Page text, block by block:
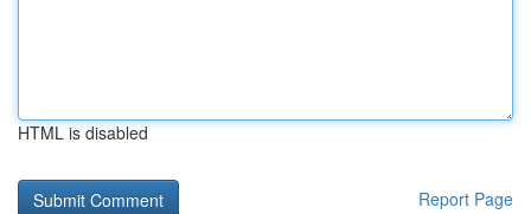
HTML is disabled
Report Page